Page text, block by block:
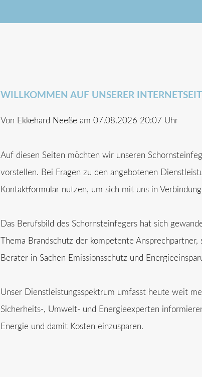
WILLKOMMEN AUF UNSERER
Von Ekkehard Neeße am 07.08.2026 20:07 Uhr
Auf diesen Seiten möchten wir unseren
vorstellen. Bei Fragen zu den angebotenen
Kontaktformularnutzen, um sich mit uns in
Das Berufsbild des Schornsteinfegers hat sich
Thema Brandschutz der kompetente
Berater in Sachen Emissionsschutz und
Unser Dienstleistungsspektrum umfasst heute weit
Sicherheits-, Umwelt- und Energieexperten
Energie und damit Kosten einzusparen.